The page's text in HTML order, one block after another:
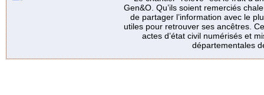
Gen&O. Qu’ils soient remerciés
de partager l’information avec le
utiles pour retrouver ses ancêtres.
actes d’état civil numérisés et
départementales